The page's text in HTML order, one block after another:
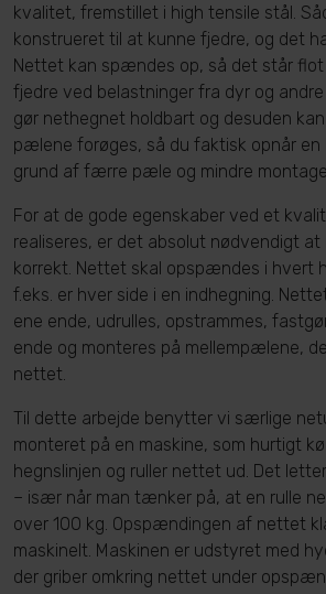
kvalitet, fremstillet i high tensile stål.
konstrueret til at kunne fjedre, og det
Nettet kan spændes op, så det står
fjedre ved belastninger fra dyr og
gør nethegnet holdbart og desuden
pælene forøges, så du faktisk opnår en
grund af færre pæle og mindre
For at de gode egenskaber ved et
realiseres, er det absolut nødvendigt
korrekt. Nettet skal opspændes i hvert
f.eks. er hver side i en indhegning.
ene ende, udrulles, opstrammes,
ende og monteres på mellempælene,
nettet.
Til dette arbejde benytter vi særlige
monteret på en maskine, som hurtigt
hegnslinjen og ruller nettet ud. Det
– især når man tænker på, at en rulle
over 100 kg. Opspændingen af nettet
maskinelt. Maskinen er udstyret med
der griber omkring nettet under